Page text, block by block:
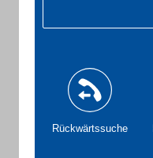
Rückwärtssuche